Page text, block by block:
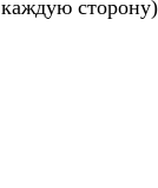
сторону)